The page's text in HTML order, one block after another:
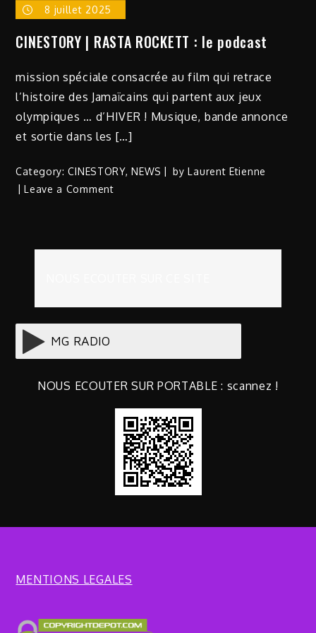
8 juillet 2025
CINESTORY | RASTA ROCKETT : le podcast
mission spéciale consacrée au film qui retrace
l’histoire des Jamaïcains qui partent aux jeux
olympiques … d’HIVER ! Musique, bande annonce
et sortie dans les […]
Category:CINESTORY,NEWS byLaurent Etienne
Leave a Commenton
podcast
NOUS ECOUTER SUR PORTABLE : scannez !
MENTIONS LEGALES